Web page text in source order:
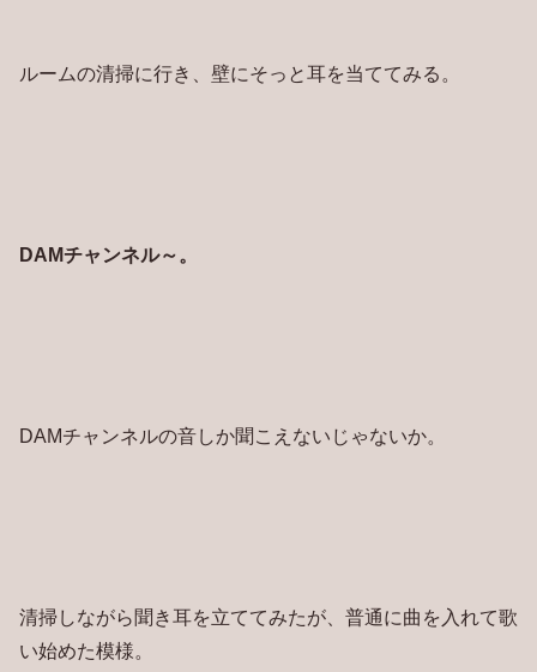
ルームの清掃に行き、壁にそっと耳を当ててみる。
DAMチャンネル～。
DAMチャンネルの音しか聞こえないじゃないか。
清掃しながら聞き耳を立ててみたが、普通に曲を入れて歌
い始めた模様。